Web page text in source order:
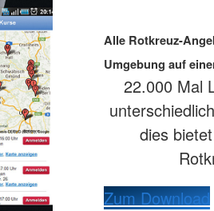
Alle Rotkreuz-
Umgebung auf
22.000 Mal
dies
Zum Download